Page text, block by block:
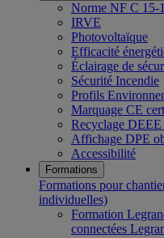
Norme NF C 15-
IRVE
Photovoltaïque
Efficacité
Éclairage de
Sécurité Incendie
Profils
Marquage CE
Recyclage DEEE
Affichage DPE
Accessibilité
Formations
Formations pour
individuelles)
Formation
connectées